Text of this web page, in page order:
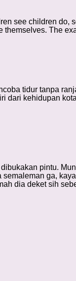
see children do,
The
tidur tanpa
dari kehidupan kota
pintu.
ga,
dia deket sih